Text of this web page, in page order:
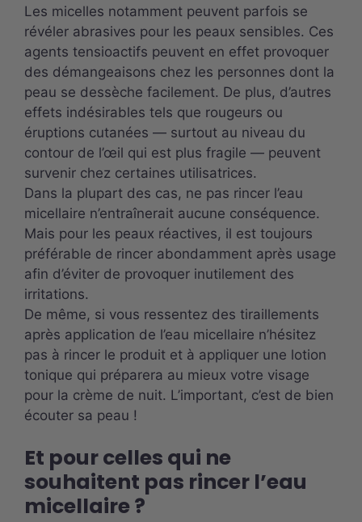
Les micelles notamment peuvent parfois se
révéler abrasives pour les peaux sensibles. Ces
agents tensioactifs peuvent en effet provoquer
des démangeaisons chez les personnes dont la
peau se dessèche facilement. De plus, d’autres
effets indésirables tels que rougeurs ou
éruptions cutanées — surtout au niveau du
contour de l’œil qui est plus fragile — peuvent
survenir chez certaines utilisatrices.
Dans la plupart des cas, ne pas rincer l’eau
micellaire n’entraînerait aucune conséquence.
Mais pour les peaux réactives, il est toujours
préférable de rincer abondamment après usage
afin d’éviter de provoquer inutilement des
irritations.
De même, si vous ressentez des tiraillements
après application de l’eau micellaire n’hésitez
pas à rincer le produit et à appliquer une lotion
tonique qui préparera au mieux votre visage
pour la crème de nuit. L’important, c’est de bien
écouter sa peau !
Et pour celles qui ne
souhaitent pas rincer l’eau
micellaire ?